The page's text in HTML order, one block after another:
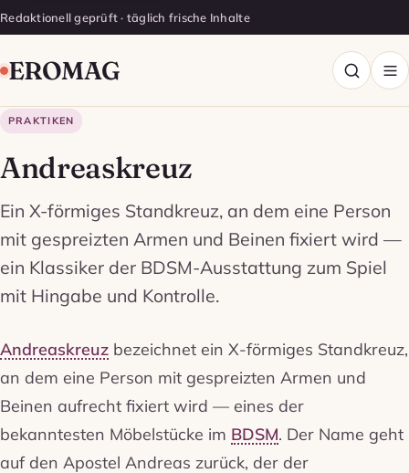
Redaktionell geprüft · täglich frische Inhalte
EROMAG
PRAKTIKEN
Andreaskreuz
Ein X-förmiges Standkreuz, an dem eine Person
mit gespreizten Armen und Beinen fixiert wird —
ein Klassiker der BDSM-Ausstattung zum Spiel
mit Hingabe und Kontrolle.
Andreaskreuz bezeichnet ein X-förmiges Standkreuz,
an dem eine Person mit gespreizten Armen und
Beinen aufrecht fixiert wird — eines der
bekanntesten Möbelstücke im BDSM. Der Name geht
auf den Apostel Andreas zurück, der der